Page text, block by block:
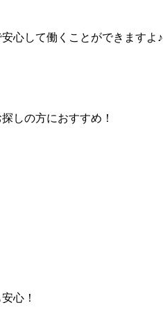
心して働くことができますよ♪
しの方におすすめ！
心！